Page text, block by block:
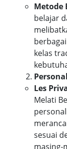
Metode
belajar
kelas
Les
Melati
sesuai
masing-